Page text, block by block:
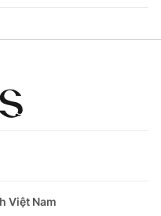
Việt Nam